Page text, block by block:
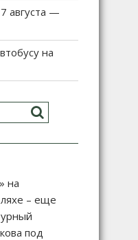
августа —
на
на
– еще
под